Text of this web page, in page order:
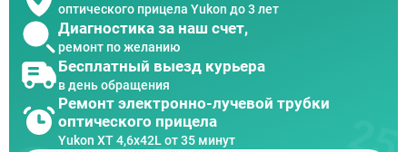
оптического прицела Yukon до 3 лет
Диагностика за наш счет,
ремонт по желанию
Бесплатный выезд курьера
в день обращения
Ремонт электронно-лучевой трубки
оптического прицела
Yukon XT 4,6x42L от 35 минут